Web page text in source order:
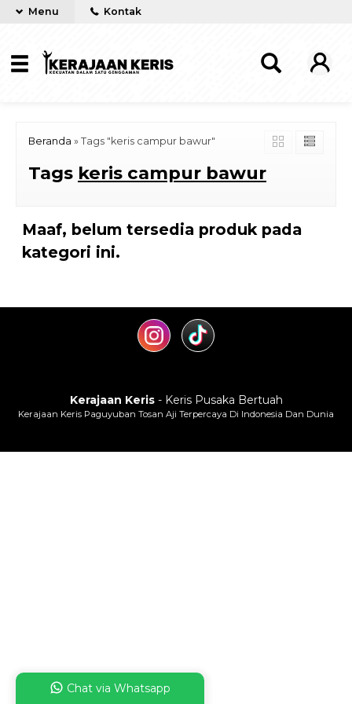
Menu Kontak
Beranda » Tags "keris campur bawur"
Tags keris campur bawur
Maaf, belum tersedia produk pada
kategori ini.
Kerajaan Keris- Keris Pusaka Bertuah
Kerajaan Keris Paguyuban Tosan Aji Terpercaya Di Indonesia Dan Dunia
Chat via Whatsapp